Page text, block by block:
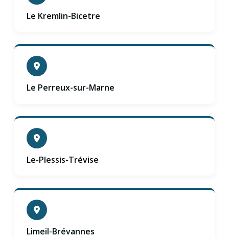
Le Kremlin-Bicetre
Le Perreux-sur-Marne
Le-Plessis-Trévise
Limeil-Brévannes